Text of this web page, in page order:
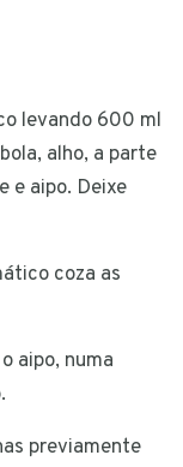
levando 600 ml
alho, a parte
e aipo. Deixe
coza as
aipo, numa
previamente